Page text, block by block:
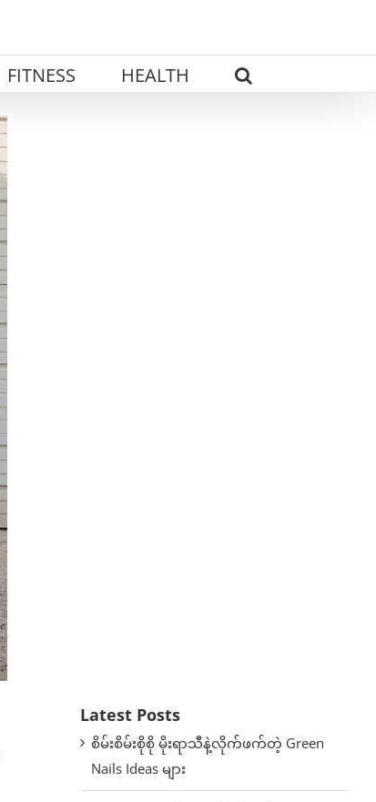
FITNESS HEALTH
Latest Posts
စိမ်းစိမ်းစိုစို မိုးရာသီနဲ့လိုက်ဖက်တဲ့ Green
Nails Ideas များ